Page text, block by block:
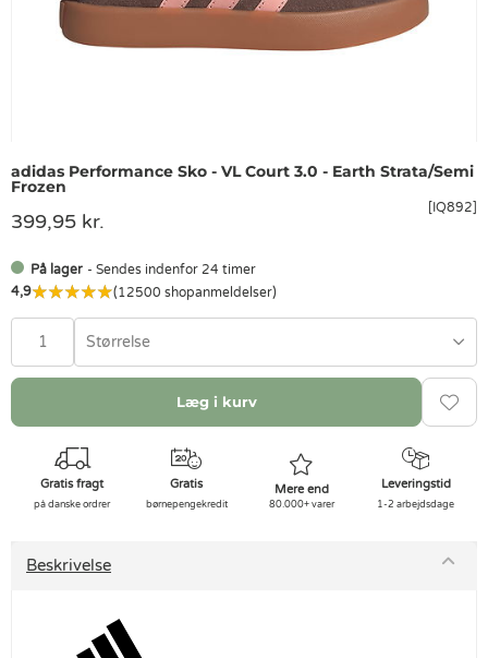
adidas Performance Sko - VL Court 3.0 - Earth Strata/Semi
Frozen
[IQ892]
399,95 kr.
På lager - Sendes indenfor 24 timer
4,9
(12500 shopanmeldelser)
Størrelse
Læg i kurv
Gratis fragt
på danske ordrer
Gratis
børnepengekredit
Mere end
80.000+ varer
Leveringstid
1-2 arbejdsdage
Beskrivelse